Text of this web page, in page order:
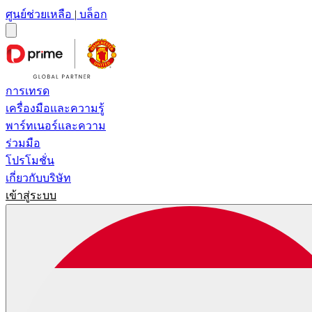
ศูนย์ช่วยเหลือ | บล็อก
การเทรด
เครื่องมือและความรู้
พาร์ทเนอร์และความ
ร่วมมือ
โปรโมชั่น
เกี่ยวกับบริษัท
เข้าสู่ระบบ